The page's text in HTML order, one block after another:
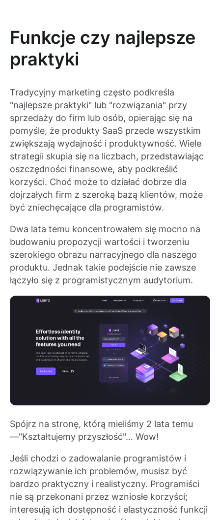
Funkcje czy najlepsze
praktyki
Tradycyjny marketing często podkreśla
"najlepsze praktyki" lub "rozwiązania" przy
sprzedaży do firm lub osób, opierając się na
pomyśle, że produkty SaaS przede wszystkim
zwiększają wydajność i produktywność. Wiele
strategii skupia się na liczbach, przedstawiając
oszczędności finansowe, aby podkreślić
korzyści. Choć może to działać dobrze dla
dojrzałych firm z szeroką bazą klientów, może
być zniechęcające dla programistów.
Dwa lata temu koncentrowałem się mocno na
budowaniu propozycji wartości i tworzeniu
szerokiego obrazu narracyjnego dla naszego
produktu. Jednak takie podejście nie zawsze
łączyło się z programistycznym audytorium.
Spójrz na stronę, którą mieliśmy 2 lata temu
—"Kształtujemy przyszłość"… Wow!
Jeśli chodzi o zadowalanie programistów i
rozwiązywanie ich problemów, musisz być
bardzo praktyczny i realistyczny. Programiści
nie są przekonani przez wzniosłe korzyści;
interesują ich dostępność i elastyczność funkcji